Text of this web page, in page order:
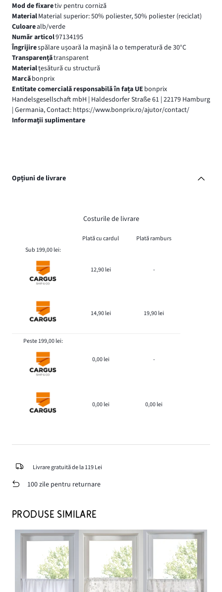
Mod de fixaretiv pentru corniză
MaterialMaterial superior: 50% poliester, 50% poliester (reciclat)
Culoarealb/verde
Număr articol97134195
Îngrijirespălare ușoară la mașină la o temperatură de 30°C
Transparențătransparent
Materialţesătură cu structură
Marcăbonprix
Entitate comercială responsabilă în fața UE bonprix
Handelsgesellschaft mbH | Haldesdorfer Straße 61 | 22179 Hamburg
| Germania, Contact: https://www.bonprix.ro/ajutor/contact/
Informaţii suplimentare
Opțiuni de livrare
Costurile de livrare
Plată cu cardul
Plată ramburs
Sub 199,00 lei:
12,90 lei -
14,90 lei 19,90 lei
Peste 199,00 lei:
0,00 lei -
0,00 lei 0,00 lei
Livrare gratuită de la 119 Lei
100 zile pentru returnare
PRODUSE SIMILARE